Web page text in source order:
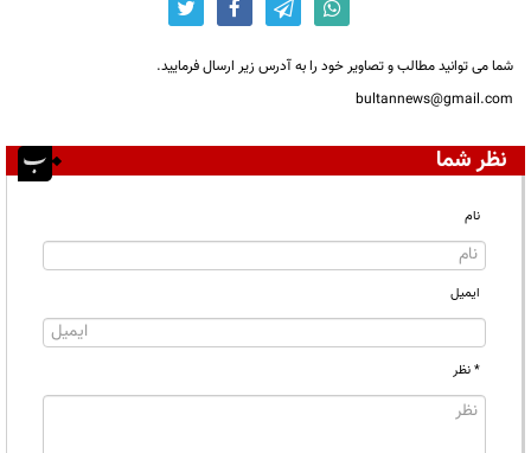
شما می توانید مطالب و تصاویر خود را به آدرس زیر ارسال فرمایید.
bultannews@gmail.com
نظر شما
نام
ایمیل
* نظر